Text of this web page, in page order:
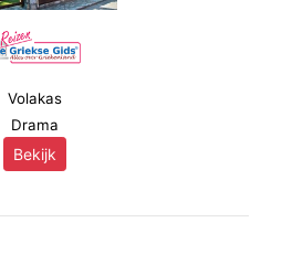
Volakas
Drama
Bekijk